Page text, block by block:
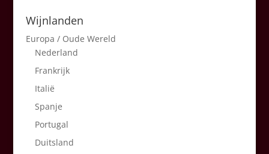
Wijnlanden
Europa / Oude Wereld
Nederland
Frankrijk
Italië
Spanje
Portugal
Duitsland